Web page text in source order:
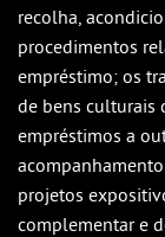
recolha,
procedimentos
empréstimo; os
de bens culturais
empréstimos a
projetos
complementar e